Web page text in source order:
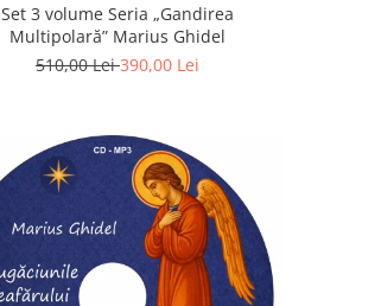
Set 3 volume Seria „Gandirea
Multipolară” Marius Ghidel
510,00 Lei390,00 Lei